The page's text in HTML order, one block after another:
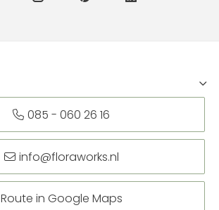
085 - 060 26 16
info@floraworks.nl
Route in Google Maps